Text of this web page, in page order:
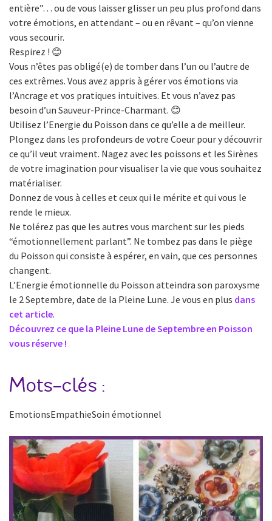
entière”… ou de vous laisser glisser un peu plus profond dans
votre émotions, en attendant – ou en rêvant – qu’on vienne
vous secourir.
Respirez ! 😊
Vous n’êtes pas obligé(e) de tomber dans l’un ou l’autre de
ces extrêmes. Vous avez appris à gérer vos émotions via
l’Ancrage et vos pratiques intuitives. Et vous n’avez pas
besoin d’un Sauveur-Prince-Charmant. 😊
Utilisez l’Energie du Poisson dans ce qu’elle a de meilleur.
Plongez dans les profondeurs de votre Coeur pour y découvrir
ce qu’il veut vraiment. Nagez avec les poissons et les Sirènes
de votre imagination pour visualiser la vie que vous souhaitez
matérialiser.
Donnez de vous à celles et ceux qui le mérite et qui vous le
rende le mieux.
Ne tolérez pas que les autres vous marchent sur les pieds
“émotionnellement parlant”. Ne tombez pas dans le piège
du Poisson qui consiste à espérer, en vain, que ces personnes
changent.
L’Energie émotionnelle du Poisson atteindra son paroxysme
le 2 Septembre, date de la Pleine Lune. Je vous en plus dans
cet article.
Découvrez ce que la Pleine Lune de Septembre en Poisson
vous réserve !
Mots-clés :
EmotionsEmpathieSoin émotionnel